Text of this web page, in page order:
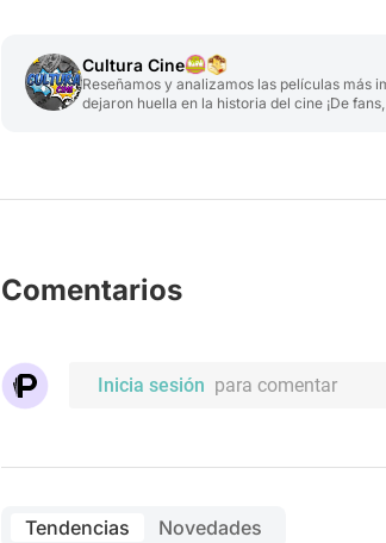
Cultura Cine
Reseñamos y analizamos las películas más
dejaron huella en la historia del cine ¡De
Comentarios
Inicia sesión para comentar
Tendencias Novedades